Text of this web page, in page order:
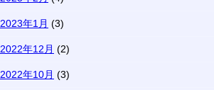
2023年1月 (3)
2022年12月 (2)
2022年10月 (3)